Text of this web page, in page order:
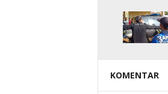
KOMENTAR